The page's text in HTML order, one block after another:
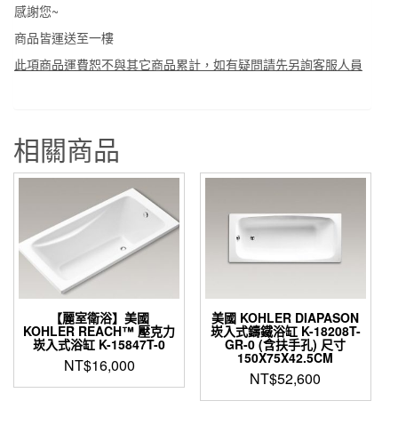
感謝您~
商品皆運送至一樓
此項商品運費恕不與其它商品累計，如有疑問請先另詢客服人員
相關商品
【麗室衛浴】美國
KOHLER REACH™ 壓克力
崁入式浴缸 K-15847T-0
NT$16,000
美國 KOHLER DIAPASON
崁入式鑄鐵浴缸 K-18208T-
GR-0 (含扶手孔) 尺寸
150X75X42.5CM
NT$52,600